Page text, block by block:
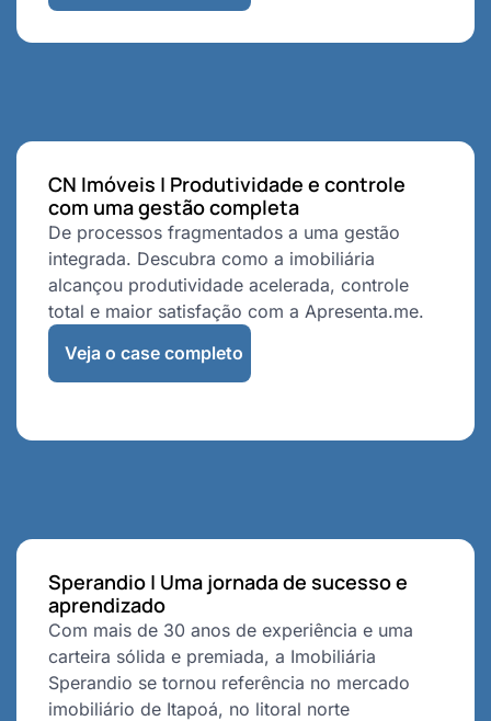
CN Imóveis | Produtividade e controle
com uma gestão completa
De processos fragmentados a uma gestão
integrada. Descubra como a imobiliária
alcançou produtividade acelerada, controle
total e maior satisfação com a Apresenta.me.
Veja o case completo
Sperandio | Uma jornada de sucesso e
aprendizado
Com mais de 30 anos de experiência e uma
carteira sólida e premiada, a Imobiliária
Sperandio se tornou referência no mercado
imobiliário de Itapoá, no litoral norte